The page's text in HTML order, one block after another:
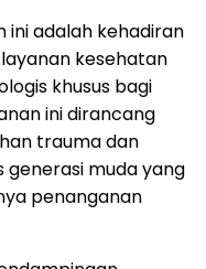
ini adalah kehadiran
kesehatan
khusus bagi
ini dirancang
trauma dan
generasi muda yang
penanganan